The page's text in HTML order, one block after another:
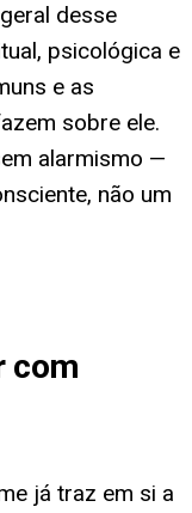
desse
psicológica e
e as
sobre ele.
alarmismo —
não um
com
já traz em si a